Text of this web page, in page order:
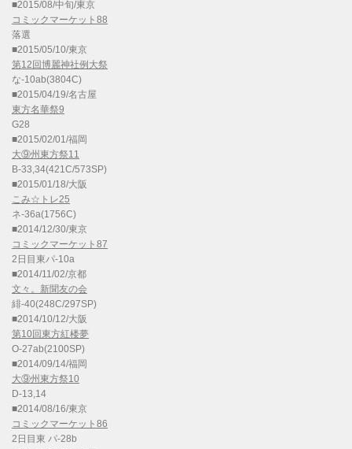
■2015/08/中旬/東京
コミックマーケット88
落選
■2015/05/10/東京
第12回博麗神社例大祭
な-10ab(3804C)
■2015/04/19/名古屋
東方名華祭9
G28
■2015/02/01/福岡
大⑨州東方祭11
B-33,34(421C/573SP)
■2015/01/18/大阪
こみ☆トレ25
ネ-36a(1756C)
■2014/12/30/東京
コミックマーケット87
2日目東パ-10a
■2014/11/02/京都
文々。新聞友の会
緋-40(248C/297SP)
■2014/10/12/大阪
第10回東方紅楼夢
O-27ab(2100SP)
■2014/09/14/福岡
大⑨州東方祭10
D-13,14
■2014/08/16/東京
コミックマーケット86
2日目東 パ-28b